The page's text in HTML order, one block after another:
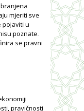
mjeriti sve
pojaviti u
poznate.
se pravni
pravičnosti